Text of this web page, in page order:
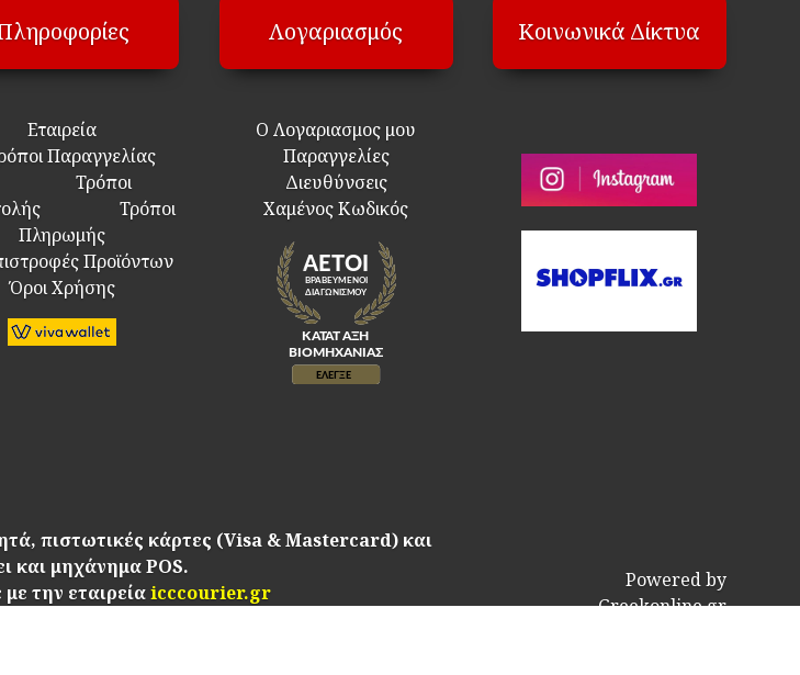
Εταιρεία
Παραγγελίας
Τρόποι
Τρόποι
Πληρωμής
Προϊόντων
Όροι Χρήσης
Λογαριασμός
Ο Λογαριασμος μου
Παραγγελίες
Διευθύνσεις
Χαμένος Κωδικός
Κοινωνικά Δίκτυα
πιστωτικές κάρτες (Visa & Mastercard) και
και μηχάνημα POS.
την εταιρείαicccourier.gr
Powered by
Greekonline.gr